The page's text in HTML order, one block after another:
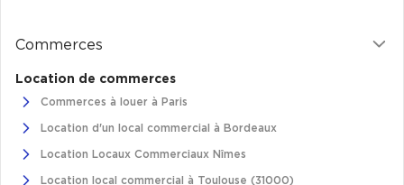
Entrepôts XXL
Location de Commerces à Paris
Commerces
Location de commerces
Commerces à louer à Paris
Location d'un local commercial à Bordeaux
Location Locaux Commerciaux Nîmes
Location local commercial à Toulouse (31000)